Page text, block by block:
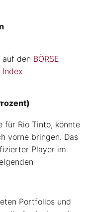
auf den BÖRSE
Index
für Rio Tinto, könnte
vorne bringen. Das
Player im
Portfolios und